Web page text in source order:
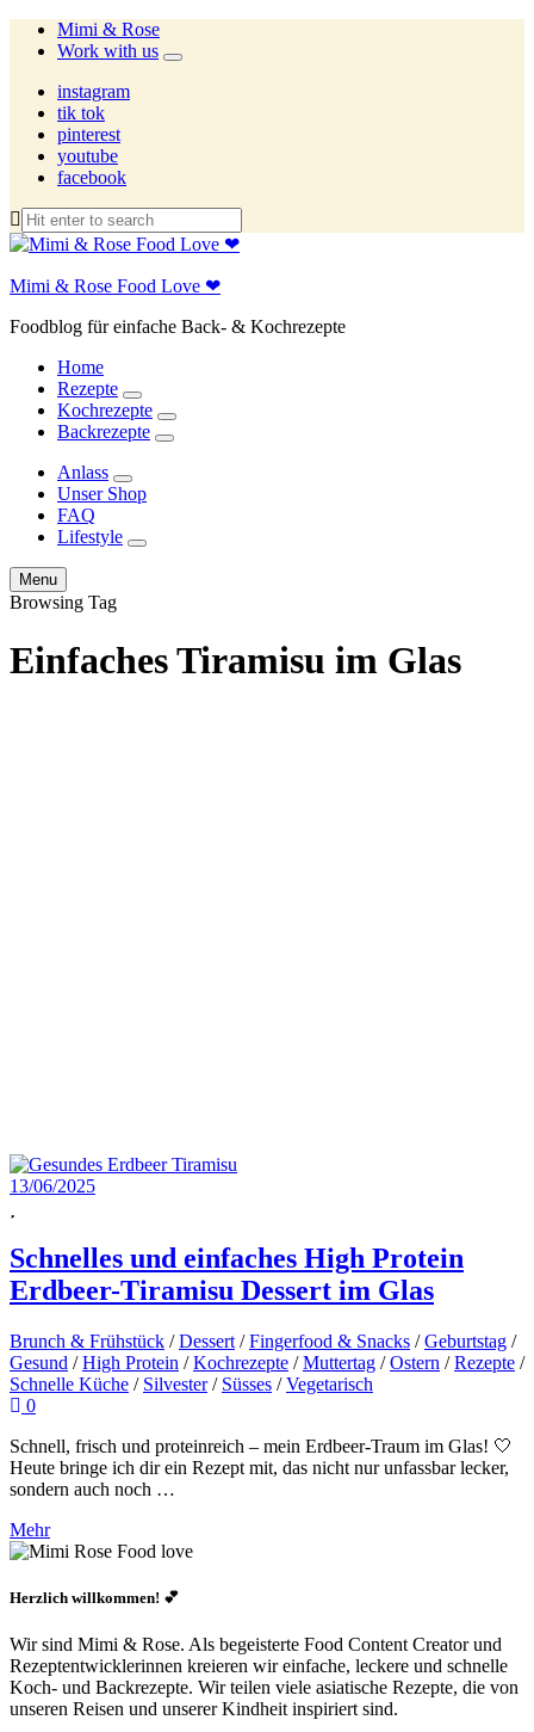
Mimi & Rose
Work with us
expand
instagram
tik tok
pinterest
youtube
facebook
Mimi & Rose Food Love ❤
Foodblog für einfache Back- & Kochrezepte
Home
Rezepte
expand
child
menu
Kochrezepte
expand
child
Backrezepte
expand
Anlass
expand
child
Unser Shop
FAQ
Lifestyle
expand
Search
Menu
Browsing Tag
Einfaches Tiramisu im Glas
13/06/2025
Schnelles und einfaches High Protein
Erdbeer-Tiramisu Dessert im Glas
Brunch & Frühstück /Dessert /Fingerfood & Snacks /Geburtstag /
Gesund /High Protein /Kochrezepte /Muttertag /Ostern /Rezepte /
Schnelle Küche / Silvester/ Süsses /Vegetarisch
0
Schnell, frisch und proteinreich – mein Erdbeer-Traum im Glas! 🤍
Heute bringe ich dir ein Rezept mit, das nicht nur unfassbar lecker,
sondern auch noch …
Mehr
Herzlich willkommen! 💕
Wir sind Mimi & Rose. Als begeisterte Food Content Creator und
Rezeptentwicklerinnen kreieren wir einfache, leckere und schnelle
Koch- und Backrezepte. Wir teilen viele asiatische Rezepte, die von
unseren Reisen und unserer Kindheit inspiriert sind.